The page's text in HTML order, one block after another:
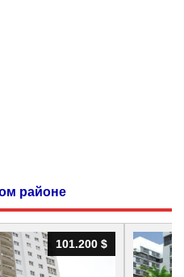
районе
101.200 $
101.200 $